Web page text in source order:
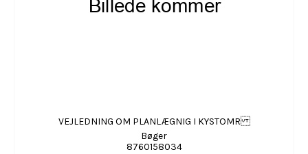
VEJLEDNING OM PLANLÆGNIG I KYSTOMR
Bøger
8760158034